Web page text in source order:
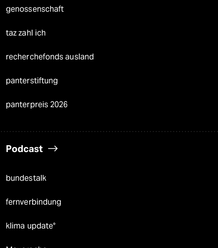
genossenschaft
taz zahl ich
recherchefonds ausland
panterstiftung
panterpreis 2026
Podcast
bundestalk
fernverbindung
klima update°